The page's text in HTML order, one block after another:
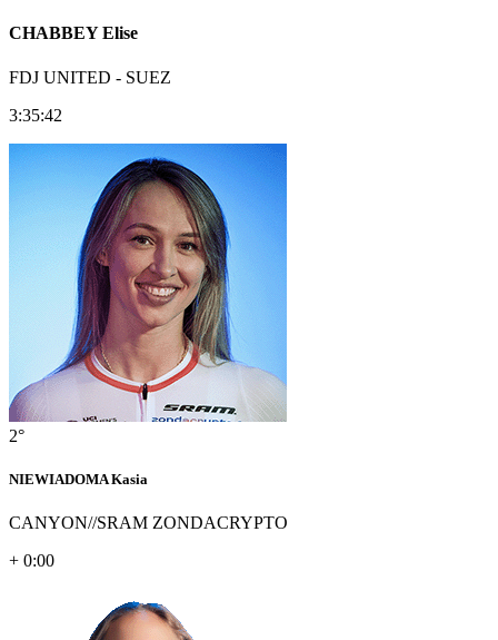
CHABBEY Elise
FDJ UNITED - SUEZ
3:35:42
2°
NIEWIADOMA Kasia
CANYON//SRAM ZONDACRYPTO
+ 0:00